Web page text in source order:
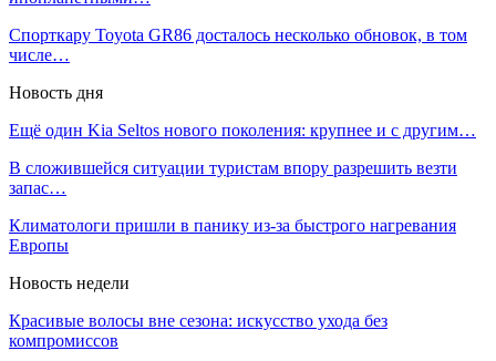
Спорткару Toyota GR86 досталось несколько обновок, в том
числе…
Новость дня
Ещё один Kia Seltos нового поколения: крупнее и с другим…
В сложившейся ситуации туристам впору разрешить везти
запас…
Климатологи пришли в панику из-за быстрого нагревания
Европы
Новость недели
Красивые волосы вне сезона: искусство ухода без
компромиссов